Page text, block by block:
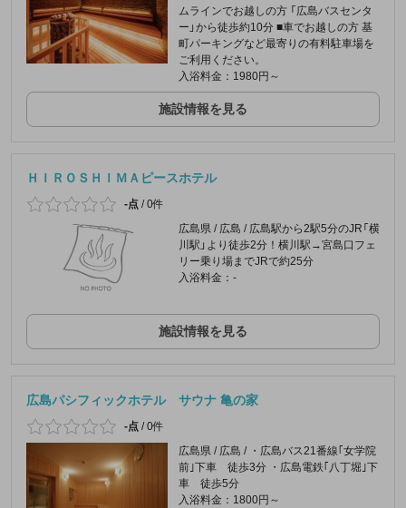
ムラインでお越しの方 「広島バスセンタ
ー」から徒歩約10分 ■車でお越しの方 基
町パーキングなど最寄りの有料駐車場を
ご利用ください。
入浴料金：1980円～
施設情報を見る
ＨＩＲＯＳＨＩＭＡピースホテル
-点 /0件
広島県 / 広島 / 広島駅から2駅5分のJR「横
川駅」より徒歩2分！横川駅→宮島口フェ
リー乗り場までJRで約25分
入浴料金：-
施設情報を見る
広島パシフィックホテル サウナ 亀の家
-点 /0件
広島県 / 広島 / ・広島バス21番線｢女学院
前｣下車 徒歩3分 ・広島電鉄｢八丁堀｣下
車 徒歩5分
入浴料金：1800円～